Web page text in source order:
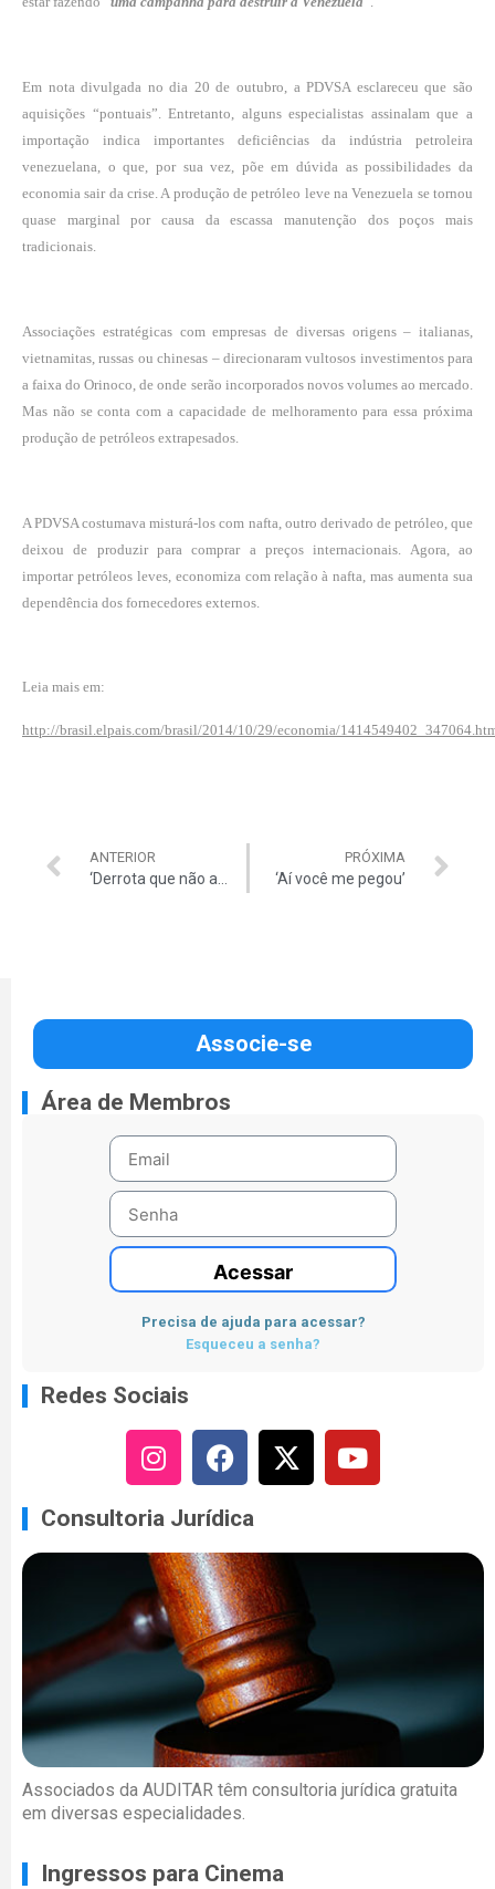
Em nota divulgada no dia 20 de outubro, a PDVSA esclareceu que são
aquisições “pontuais”. Entretanto, alguns especialistas assinalam que a
importação indica importantes deficiências da indústria petroleira
venezuelana, o que, por sua vez, põe em dúvida as possibilidades da
economia sair da crise . A produção de petróleo leve na Venezuela se tornou
quase marginal por causa da escassa manutenção dos poços mais
tradicionais.
Associações estratégicas com empresas de diversas origens – italianas,
vietnamitas, russas ou chinesas – direcionaram vultosos investimentos para
a faixa do Orinoco, de onde serão incorporados novos volumes ao mercado.
Mas não se conta com a capacidade de melhoramento para essa próxima
produção de petróleos extrapesados.
A PDVSA costumava misturá-los com nafta, outro derivado de petróleo, que
deixou de produzir para comprar a preços internacionais. Agora, ao
importar petróleos leves, economiza com relação à nafta, mas aumenta sua
dependência dos fornecedores externos.
Leia mais em:
http://brasil.elpais.com/brasil/2014/10/29/economia/
ANTERIOR PRÓXIMA
‘Aí você me pegou’
Associe-se
Área de Membros
Acessar
Precisa de ajuda para acessar?
Esqueceu a senha?
Redes Sociais
Consultoria Jurídica
Associados da AUDITAR têm consultoria jurídica gratuita
em diversas especialidades.
Ingressos para Cinema